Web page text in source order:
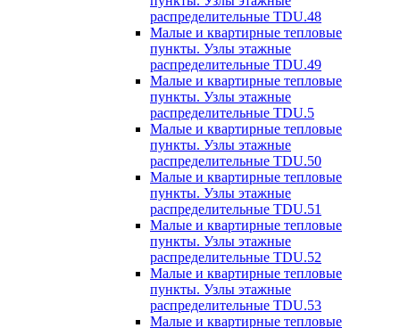
распределительные TDU.48
Малые и квартирные тепловые
пункты. Узлы этажные
распределительные TDU.49
Малые и квартирные тепловые
пункты. Узлы этажные
распределительные TDU.5
Малые и квартирные тепловые
пункты. Узлы этажные
распределительные TDU.50
Малые и квартирные тепловые
пункты. Узлы этажные
распределительные TDU.51
Малые и квартирные тепловые
пункты. Узлы этажные
распределительные TDU.52
Малые и квартирные тепловые
пункты. Узлы этажные
распределительные TDU.53
Малые и квартирные тепловые